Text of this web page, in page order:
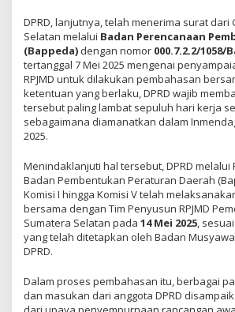
DPRD, lanjutnya, telah menerima surat dari
Selatan melalui Badan Perencanaan
(Bappeda) dengan nomor 000.7.2.2/1058/
tertanggal 7 Mei 2025 mengenai
RPJMD untuk dilakukan pembahasan
ketentuan yang berlaku, DPRD wajib
tersebut paling lambat sepuluh hari kerja
sebagaimana diamanatkan dalam
2025.
Menindaklanjuti hal tersebut, DPRD melalui
Badan Pembentukan Peraturan Daerah
Komisi I hingga Komisi V telah
bersama dengan Tim Penyusun RPJMD
Sumatera Selatan pada 14 Mei 2025,
yang telah ditetapkan oleh Badan
DPRD.
Dalam proses pembahasan itu, berbagai
dan masukan dari anggota DPRD